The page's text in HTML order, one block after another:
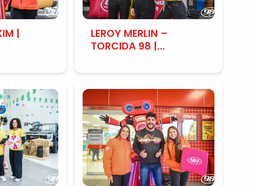
|
LEROY MERLIN –
TORCIDA 98 |